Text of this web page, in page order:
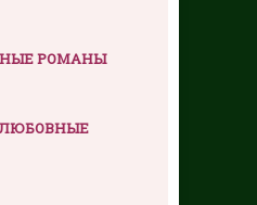
РОМАНЫ